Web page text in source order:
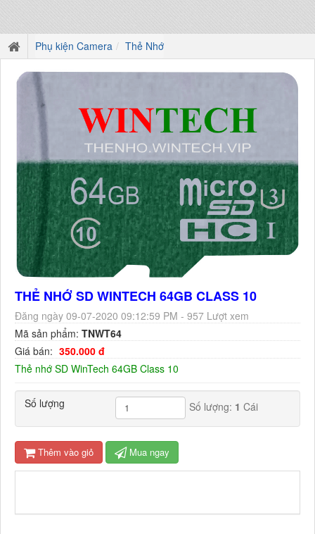
Phụ kiện Camera Thẻ Nhớ
THẺ NHỚ SD WINTECH 64GB CLASS 10
Đăng ngày 09-07-2020 09:12:59 PM - 957 Lượt xem
Mã sản phẩm: TNWT64
Giá bán: 350.000 đ
Thẻ nhớ SD WinTech 64GB Class 10
Số lượng Số lượng: 1 Cái
Thêm vào giỏ Mua ngay